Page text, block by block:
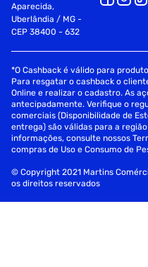
A Tinta É À Base De Água?
Quantas Unidades Vêm No
O Conjunto Contém 12
Violeta.
A Cor Lilás Pastel É Muito
A Cor É Suave, Mas Foi
Texto Destacado
Aparecida,
Uberlândia / MG -
CEP 38400 - 632
*O Cashback é válido para
Para resgatar o cashback o
Online e realizar o cadastro. As
antecipadamente. Verifique o
comerciais (Disponibilidade de
entrega) são válidas para a
informações, consulte nossos
compras de Uso e Consumo de
© Copyright 2021 Martins
os direitos reservados